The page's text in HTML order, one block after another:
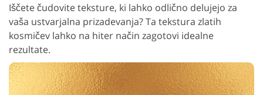
Iščete čudovite teksture, ki lahko odlično delujejo za
vaša ustvarjalna prizadevanja? Ta tekstura zlatih
kosmičev lahko na hiter način zagotovi idealne
rezultate.